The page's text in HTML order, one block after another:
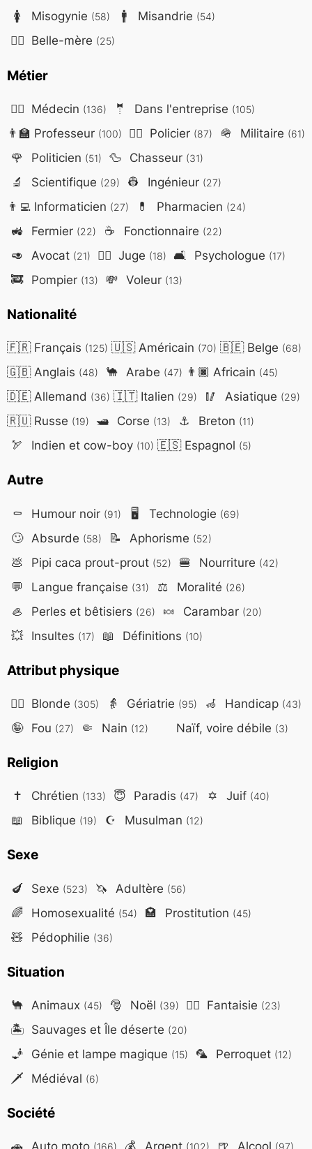
🚺 Misogynie (58) 🚹 Misandrie (54)
🤷‍♀️ Belle-mère (25)
Métier
👨‍⚕️ Médecin (136) 🤵 Dans l'entreprise (105)
👨‍🏫 Professeur (100) 👮‍♂️ Policier (87) 🪖 Militaire (61)
🌹 Politicien (51) 🦆 Chasseur (31)
🔬 Scientifique (29) 👷 Ingénieur (27)
👨‍💻Informaticien (27) 💊 Pharmacien (24)
🚜 Fermier (22) ☕ Fonctionnaire (22)
🥑 Avocat (21) 👨‍⚖️ Juge (18) 🛋️ Psychologue (17)
🚒 Pompier (13) 💸 Voleur (13)
Nationalité
🇫🇷Français (125) 🇺🇸Américain (70) 🇧🇪Belge (68)
🇬🇧Anglais (48) 🐪 Arabe (47) 👨🏿 Africain (45)
🇩🇪Allemand (36) 🇮🇹Italien (29) 🥢 Asiatique (29)
🇷🇺Russe (19) 🛥️ Corse (13) ⚓ Breton (11)
🏹 Indien et cow-boy (10) 🇪🇸Espagnol (5)
Autre
⚰️ Humour noir (91) 🖥️ Technologie (69)
🙄 Absurde (58) 📝 Aphorisme (52)
💩 Pipi caca prout-prout (52) 🍔 Nourriture (42)
💬 Langue française (31) ⚖️ Moralité (26)
🦪 Perles et bêtisiers (26) 🍬 Carambar (20)
💥 Insultes (17) 📖 Définitions (10)
Attribut physique
👱‍♀️ Blonde (305) 👵 Gériatrie (95) 🦽 Handicap (43)
🤪 Fou (27) 🤏 Nain (12) Naïf, voire débile (3)
Religion
✝️ Chrétien (133) 😇 Paradis (47) ✡️ Juif (40)
📖 Biblique (19) ☪️ Musulman (12)
Sexe
🍆 Sexe (523) 🦄 Adultère (56)
🌈 Homosexualité (54) 🏩 Prostitution (45)
🧸 Pédophilie (36)
Situation
🐪 Animaux (45) 🎅 Noël (39) 🧙‍♂️ Fantaisie (23)
🏝️ Sauvages et Île déserte (20)
🧞 Génie et lampe magique (15) 🦜 Perroquet (12)
🗡️ Médiéval (6)
Société